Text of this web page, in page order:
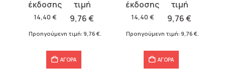
14,40 €
price
was:
14,40 €.
9,76€
τρέχουσα
τιμή
είναι:
Προηγούμενη τιμή: 9,76 €.
ΑΓΟΡΑ
14,40 €
price
was:
14,40 €.
9,76€
τρέχουσα
τιμή
είναι:
Προηγούμενη τιμή: 9,76 €.
ΑΓΟΡΑ